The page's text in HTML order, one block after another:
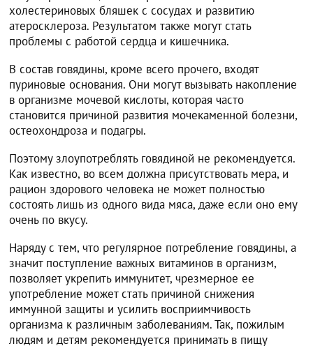
холестериновых бляшек с сосудах и развитию
атеросклероза. Результатом также могут стать
проблемы с работой сердца и кишечника.
В состав говядины, кроме всего прочего, входят
пуриновые основания. Они могут вызывать накопление
в организме мочевой кислоты, которая часто
становится причиной развития мочекаменной болезни,
остеохондроза и подагры.
Поэтому злоупотреблять говядиной не рекомендуется.
Как известно, во всем должна присутствовать мера, и
рацион здорового человека не может полностью
состоять лишь из одного вида мяса, даже если оно ему
очень по вкусу.
Наряду с тем, что регулярное потребление говядины, а
значит поступление важных витаминов в организм,
позволяет укрепить иммунитет, чрезмерное ее
употребление может стать причиной снижения
иммунной защиты и усилить восприимчивость
организма к различным заболеваниям. Так, пожилым
людям и детям рекомендуется принимать в пищу